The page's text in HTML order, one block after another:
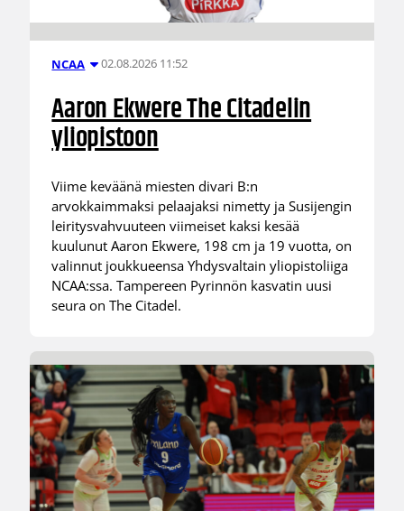
NCAA 02.08.2026 11:52
Aaron Ekwere The Citadelin
yliopistoon
Viime keväänä miesten divari B:n
arvokkaimmaksi pelaajaksi nimetty ja Susijengin
leiritysvahvuuteen viimeiset kaksi kesää
kuulunut Aaron Ekwere, 198 cm ja 19 vuotta, on
valinnut joukkueensa Yhdysvaltain yliopistoliiga
NCAA:ssa. Tampereen Pyrinnön kasvatin uusi
seura on The Citadel.